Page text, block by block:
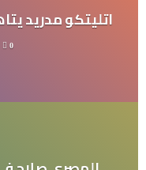
اتليتكو مدريد يتاهل لدو ر
0